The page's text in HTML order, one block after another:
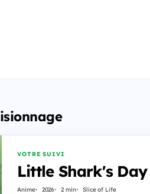
VOTRE SUIVI
Little Shark's
Anime 2026 2 min Slice of Life